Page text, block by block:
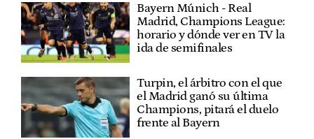
Bayern Múnich - Real
Madrid, Champions League:
horario y dónde ver en TV la
ida de semifinales
Turpin, el árbitro con el que
el Madrid ganó su última
Champions, pitará el duelo
frente al Bayern